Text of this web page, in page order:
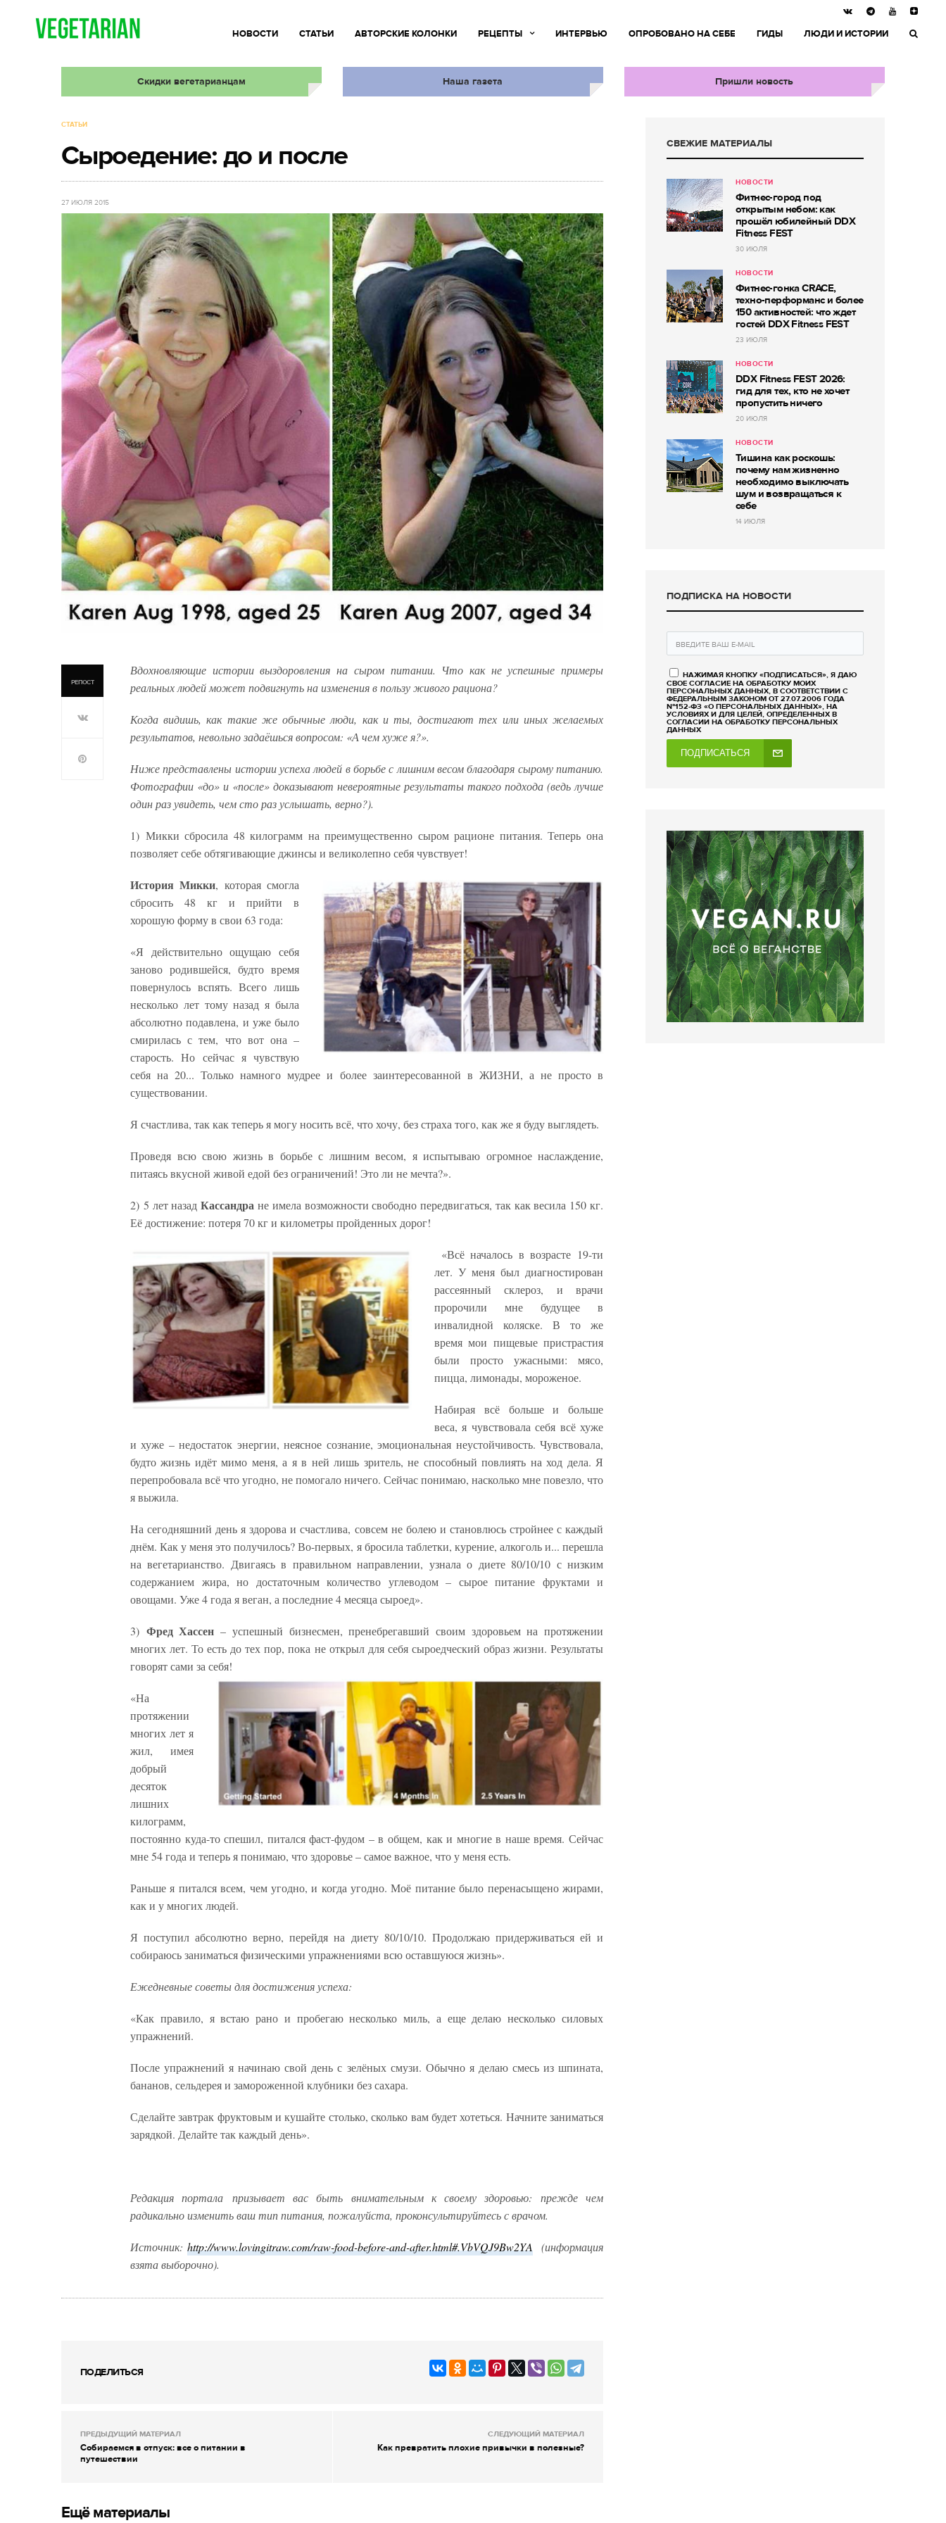
НОВОСТИ СТАТЬИ АВТОРСКИЕ КОЛОНКИ РЕЦЕПТЫ ИНТЕРВЬЮ ОПРОБОВАНО НА СЕБЕ ГИДЫ ЛЮДИ И ИСТОРИИ
Скидки вегетарианцам Наша газета Пришли новость
СТАТЬИ
Сыроедение: до и после
27 ИЮЛЯ 2015
РЕПОСТ
Вдохновляющие истории выздоровления на сыром питании. Что как не успешные примеры
реальных людей может подвигнуть на изменения в пользу живого рациона?
Когда видишь, как такие же обычные люди, как и ты, достигают тех или иных желаемых
результатов, невольно задаёшься вопросом: «А чем хуже я?».
Ниже представлены истории успеха людей в борьбе с лишним весом благодаря сырому питанию.
Фотографии «до» и «после» доказывают невероятные результаты такого подхода (ведь лучше
один раз увидеть, чем сто раз услышать, верно?).
1) Микки сбросила 48 килограмм на преимущественно сыром рационе питания. Теперь она
позволяет себе обтягивающие джинсы и великолепно себя чувствует!
История Микки, которая смогла
сбросить 48 кг и прийти в
хорошую форму в свои 63 года:
«Я действительно ощущаю себя
заново родившейся, будто время
повернулось вспять. Всего лишь
несколько лет тому назад я была
абсолютно подавлена, и уже было
смирилась с тем, что вот она –
старость. Но сейчас я чувствую
себя на 20... Только намного мудрее и более заинтересованной в ЖИЗНИ, а не просто в
существовании.
Я счастлива, так как теперь я могу носить всё, что хочу, без страха того, как же я буду выглядеть.
Проведя всю свою жизнь в борьбе с лишним весом, я испытываю огромное наслаждение,
питаясь вкусной живой едой без ограничений! Это ли не мечта?».
2) 5 лет назадКассандра не имела возможности свободно передвигаться, так как весила 150 кг.
Её достижение: потеря 70 кг и километры пройденных дорог!
«Всё началось в возрасте 19-ти
лет. У меня был диагностирован
рассеянный склероз, и врачи
пророчили мне будущее в
инвалидной коляске. В то же
время мои пищевые пристрастия
были просто ужасными: мясо,
пицца, лимонады, мороженое.
Набирая всё больше и больше
веса, я чувствовала себя всё хуже
и хуже – недостаток энергии, неясное сознание, эмоциональная неустойчивость. Чувствовала,
будто жизнь идёт мимо меня, а я в ней лишь зритель, не способный повлиять на ход дела. Я
перепробовала всё что угодно, не помогало ничего. Сейчас понимаю, насколько мне повезло, что
я выжила.
На сегодняшний день я здорова и счастлива, совсем не болею и становлюсь стройнее с каждый
днём. Как у меня это получилось? Во-первых, я бросила таблетки, курение, алкоголь и... перешла
на вегетарианство. Двигаясь в правильном направлении, узнала о диете 80/10/10 с низким
содержанием жира, но достаточным количество углеводом – сырое питание фруктами и
овощами. Уже 4 года я веган, а последние 4 месяца сыроед».
3) Фред Хассен – успешный бизнесмен, пренебрегавший своим здоровьем на протяжении
многих лет. То есть до тех пор, пока не открыл для себя сыроедческий образ жизни. Результаты
говорят сами за себя!
«На
протяжении
многих лет я
жил, имея
добрый
десяток
лишних
килограмм,
постоянно куда-то спешил, питался фаст-фудом – в общем, как и многие в наше время. Сейчас
мне 54 года и теперь я понимаю, что здоровье – самое важное, что у меня есть.
Раньше я питался всем, чем угодно, и когда угодно. Моё питание было перенасыщено жирами,
как и у многих людей.
Я поступил абсолютно верно, перейдя на диету 80/10/10. Продолжаю придерживаться ей и
собираюсь заниматься физическими упражнениями всю оставшуюся жизнь».
Ежедневные советы для достижения успеха:
«Как правило, я встаю рано и пробегаю несколько миль, а еще делаю несколько силовых
упражнений.
После упражнений я начинаю свой день с зелёных смузи. Обычно я делаю смесь из шпината,
бананов, сельдерея и замороженной клубники без сахара.
Сделайте завтрак фруктовым и кушайте столько, сколько вам будет хотеться. Начните заниматься
зарядкой. Делайте так каждый день».
Редакция портала призывает вас быть внимательным к своему здоровью: прежде чем
радикально изменить ваш тип питания, пожалуйста, проконсультируйтесь с врачом.
Источник: http://www.lovingitraw.com/raw-food-before-and-after.html#.VbVQJ9Bw2YA (информация
взята выборочно).
ПОДЕЛИТЬСЯ
ПРЕДЫДУЩИЙ МАТЕРИАЛ
Собираемся в отпуск: все о питании в
путешествии
СЛЕДУЮЩИЙ МАТЕРИАЛ
Как превратить плохие привычки в полезные?
СВЕЖИЕ МАТЕРИАЛЫ
НОВОСТИ
Фитнес-город под
открытым небом: как
прошёл юбилейный DDX
Fitness FEST
30 ИЮЛЯ
НОВОСТИ
Фитнес-гонка CRACE,
техно-перформанс и более
150 активностей: что ждет
гостей DDX Fitness FEST
23 ИЮЛЯ
НОВОСТИ
DDX Fitness FEST 2026:
гид для тех, кто не хочет
пропустить ничего
20 ИЮЛЯ
НОВОСТИ
Тишина как роскошь:
почему нам жизненно
необходимо выключать
шум и возвращаться к
себе
14 ИЮЛЯ
ПОДПИСКА НА НОВОСТИ
НАЖИМАЯ КНОПКУ «ПОДПИСАТЬСЯ», Я ДАЮ
СВОЕ СОГЛАСИЕ НА ОБРАБОТКУ МОИХ
ПЕРСОНАЛЬНЫХ ДАННЫХ, В СООТВЕТСТВИИ С
ФЕДЕРАЛЬНЫМ ЗАКОНОМ ОТ 27.07.2006 ГОДА
№152-ФЗ «О ПЕРСОНАЛЬНЫХ ДАННЫХ», НА
УСЛОВИЯХ И ДЛЯ ЦЕЛЕЙ, ОПРЕДЕЛЕННЫХ В
СОГЛАСИИ НА ОБРАБОТКУ ПЕРСОНАЛЬНЫХ
ДАННЫХ
ПОДПИСАТЬСЯ
Ещё материалы